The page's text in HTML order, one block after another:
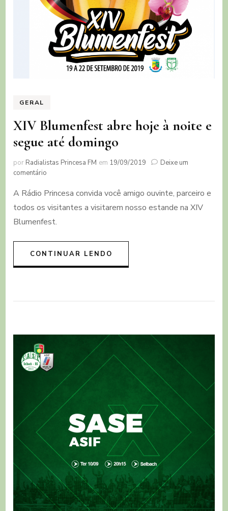
GERAL
XIV Blumenfest abre hoje à noite e
segue até domingo
por Radialistas Princesa FM em 19/09/2019
Deixe um
comentário
Blumenfest
abre
hoje
à
e
segue
até
A Rádio Princesa convida você amigo ouvinte, parceiro e
todos os visitantes a visitarem nosso estande na XIV
Blumenfest.
CONTINUAR LENDO